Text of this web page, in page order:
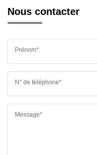
Nous contacter
Prénom*
N° de téléphone*
Message*